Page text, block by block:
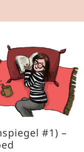
#1) –